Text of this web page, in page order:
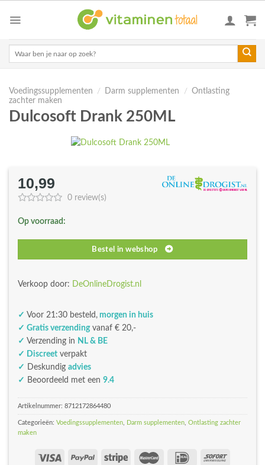
Voedingssupplementen / Darm supplementen / Ontlasting
zachter maken
Dulcosoft Drank 250ML
10,99
0 review(s)
Op voorraad:
Bestel in webshop
Verkoop door: DeOnlineDrogist.nl
✓ Voor 21:30 besteld, morgen in huis
✓ Gratis verzendingvanaf € 20,-
✓ Verzending in NL & BE
✓ Discreet verpakt
✓ Deskundig advies
✓ Beoordeeld met een 9.4
Artikelnummer: 8712172864480
Categorieën: Voedingssupplementen, Darm supplementen, Ontlasting zachter
maken